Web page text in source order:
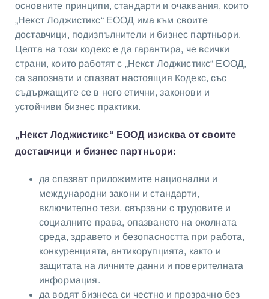
основните принципи, стандарти и очаквания, които
„Некст Лоджистикс“ ЕООД има към своите
доставчици, подизпълнители и бизнес партньори.
Целта на този кодекс е да гарантира, че всички
страни, които работят с „Некст Лоджистикс“ ЕООД,
са запознати и спазват настоящия Кодекс, със
съдържащите се в него етични, законови и
устойчиви бизнес практики.
„Некст Лоджистикс“ ЕООД изисква от своите
доставчици и бизнес партньори:
да спазват приложимите национални и
международни закони и стандарти,
включително тези, свързани с трудовите и
социалните права, опазването на околната
среда, здравето и безопасността при работа,
конкуренцията, антикорупцията, както и
защитата на личните данни и поверителната
информация.
да водят бизнеса си честно и прозрачно без